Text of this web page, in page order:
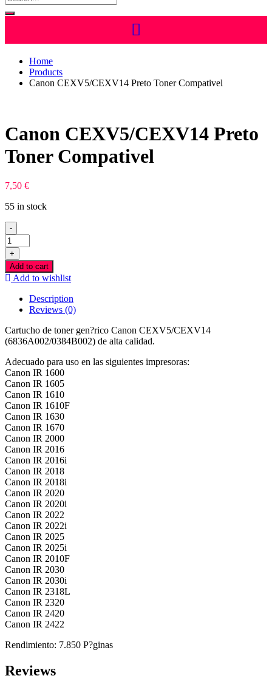
Home
Products
Canon CEXV5/CEXV14 Preto Toner Compativel
Canon CEXV5/CEXV14 Preto
Toner Compativel
7,50 €
55 in stock
-
Canon
CEXV5/CEXV14
Preto
Toner
Compativel
quantity
+
Add to cart
Add to wishlist
Description
Reviews (0)
Cartucho de toner gen?rico Canon CEXV5/CEXV14
(6836A002/0384B002) de alta calidad.
Adecuado para uso en las siguientes impresoras:
Canon IR 1600
Canon IR 1605
Canon IR 1610
Canon IR 1610F
Canon IR 1630
Canon IR 1670
Canon IR 2000
Canon IR 2016
Canon IR 2016i
Canon IR 2018
Canon IR 2018i
Canon IR 2020
Canon IR 2020i
Canon IR 2022
Canon IR 2022i
Canon IR 2025
Canon IR 2025i
Canon IR 2010F
Canon IR 2030
Canon IR 2030i
Canon IR 2318L
Canon IR 2320
Canon IR 2420
Canon IR 2422
Rendimiento: 7.850 P?ginas
Reviews